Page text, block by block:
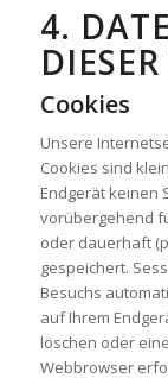
4.
Cookies
Unsere
Cookies sind
Endgerät keinen
vorübergehend
oder dauerhaft
gespeichert.
Besuchs
auf Ihrem
löschen oder
Webbrowser